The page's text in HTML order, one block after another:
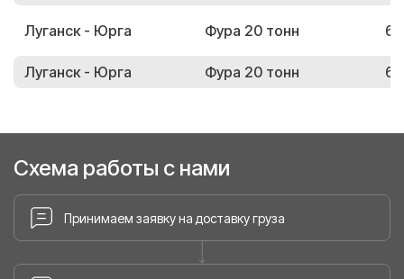
Луганск - Юрга Фура 20 тонн
Луганск - Юрга Фура 20 тонн
Схема работы с нами
Принимаем заявку на доставку груза